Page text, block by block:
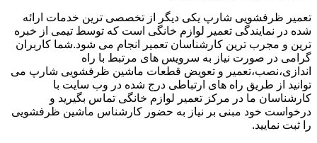
تعمیر ظرفشویی شارپ یکی دیگر از تخصصی ترین خدمات ارائه
شده در نمایندگی تعمیر لوازم خانگی است که توسط تیمی از خبره
ترین و مجرب ترین کارشناسان تعمیر انجام می شود.شما کاربران
گرامی در صورت نیاز به سرویس های مرتبط با راه
اندازی،نصب،تعمیر و تعویض قطعات ماشین ظرفشویی شارپ می
توانید از طریق راه های ارتباطی درج شده در وب سایت با
کارشناسان ما در مرکز تعمیر لوازم خانگی تماس بگیرید و
درخواست خود مبنی بر نیاز به حضور کارشناس ماشین ظرفشویی
را ثبت نمایید.